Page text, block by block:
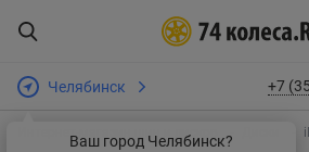
Челябинск
Ваш город Челябинск?
+7
Интернет-магазин шин и дисков